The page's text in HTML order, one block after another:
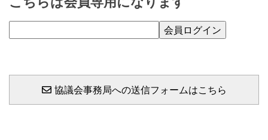
協議会事務局への送信フォームはこちら